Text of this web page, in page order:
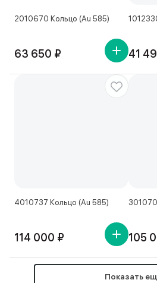
2010670 Кольцо (Au 585)
63 650 ₽ 41
4010737 Кольцо (Au 585)
114 000 ₽ 105
Показать